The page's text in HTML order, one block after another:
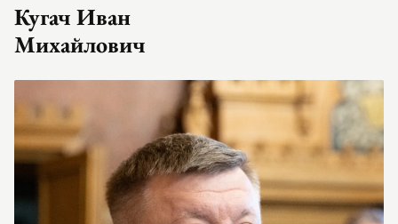
Кугач Иван
Михайлович